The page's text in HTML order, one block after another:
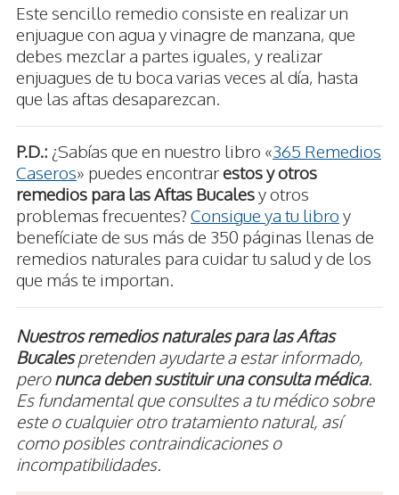
Este sencillo remedio consiste en realizar un
enjuague con agua y vinagre de manzana, que
debes mezclar a partes iguales, y realizar
enjuagues de tu boca varias veces al día, hasta
que las aftas desaparezcan.
P.D.: ¿Sabías que en nuestro libro «365 Remedios
Caseros» puedes encontrarestos y otros
remedios para las Aftas Bucalesy otros
problemas frecuentes? Consigue ya tu libro y
benefíciate de sus más de 350 páginas llenas de
remedios naturales para cuidar tu salud y de los
que más te importan.
Nuestros remedios naturales para las Aftas
Bucalespretenden ayudarte a estar informado,
peronunca deben sustituir una consulta médica.
Es fundamental que consultes a tu médico sobre
este o cualquier otro tratamiento natural, así
como posibles contraindicaciones o
incompatibilidades.